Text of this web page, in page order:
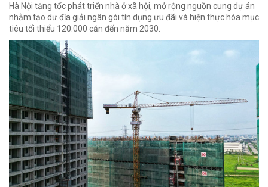
Hà Nội tăng tốc phát triển nhà ở xã hội, mở rộng nguồn cung dự án
nhằm tạo dư địa giải ngân gói tín dụng ưu đãi và hiện thực hóa mục
tiêu tối thiểu 120.000 căn đến năm 2030.